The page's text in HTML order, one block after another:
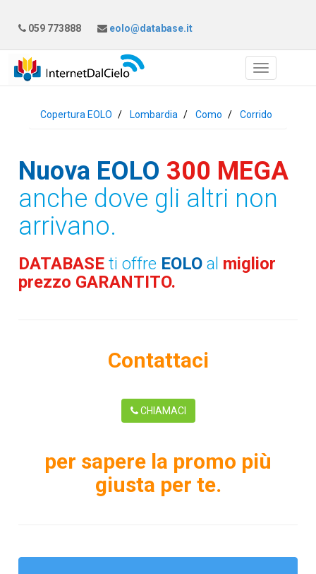
059 773888 eolo@database.it
Copertura EOLO Lombardia Como Corrido
Nuova EOLO 300 MEGA
anche dove gli altri non
arrivano.
DATABASEti offre EOLO al miglior
prezzo GARANTITO.
Contattaci
CHIAMACI
per sapere la promo più
giusta per te.